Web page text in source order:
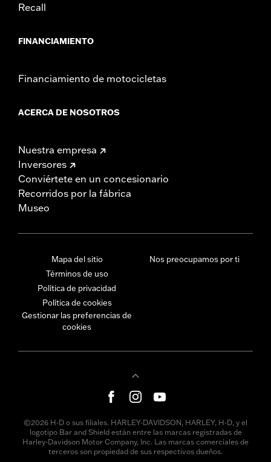
Recall
FINANCIAMIENTO
Financiamiento de motocicletas
ACERCA DE NOSOTROS
Nuestra empresa
Inversores
Conviértete en un concesionario
Recorridos por la fábrica
Museo
Mapa del sitio
Términos de uso
Política de privacidad
Política de cookies
Gestionar las preferencias de
cookies
Nos preocupamos por ti
©2026 H-D o sus filiales. HARLEY-DAVIDSON, HARLEY, H-D, y el
logotipo Bar and Shield están entre las marcas registradas de
Harley-Davidson Motor Company, Inc. Las marcas comerciales de
terceros son propiedad de sus respectivos dueños.